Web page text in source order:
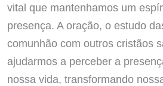
vital que mantenhamos um
presença. A oração, o estudo
comunhão com outros cristãos
ajudarmos a perceber a
nossa vida, transformando